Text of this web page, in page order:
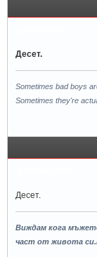
Десет.
Sometimes bad boys
Sometimes they're
Десет.
Виждам кога
чaст от живота